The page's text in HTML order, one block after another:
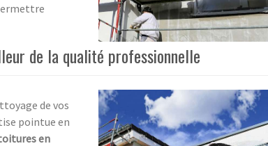
de la qualité professionnelle
de vos
pointue en
en